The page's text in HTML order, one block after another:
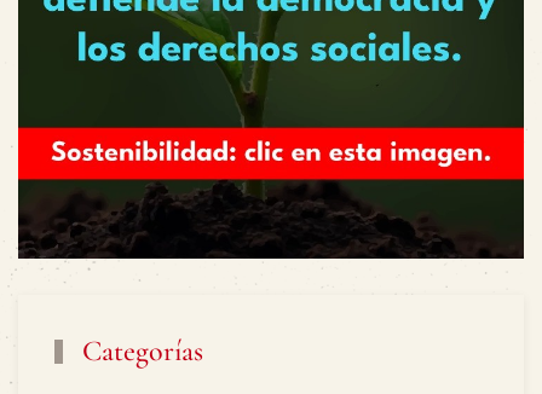
Categorías